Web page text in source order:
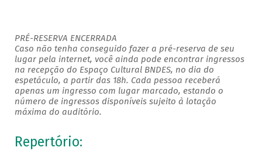
PRÉ-RESERVA ENCERRADA
Caso não tenha conseguido fazer a pré-reserva de seu
lugar pela internet, você ainda pode encontrar ingressos
na recepção do Espaço Cultural BNDES, no dia do
espetáculo, a partir das 18h. Cada pessoa receberá
apenas um ingresso com lugar marcado, estando o
número de ingressos disponíveis sujeito à lotação
máxima do auditório.
Repertório: